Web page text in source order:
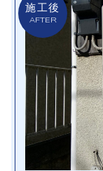
施工後
AFTER